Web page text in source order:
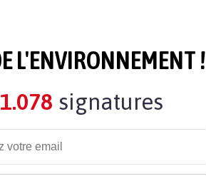
L'ENVIRONNEMENT !
signatures